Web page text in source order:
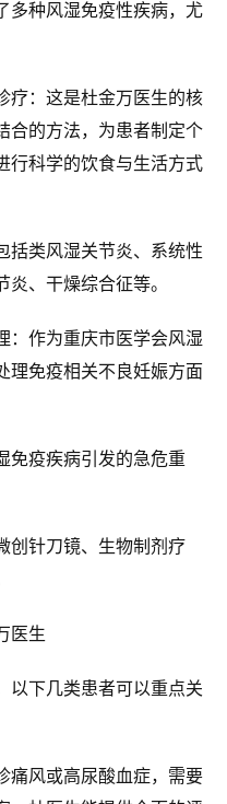
种风湿免疫性疾病，尤
：这是杜金万医生的核
合的方法，为患者制定个
行科学的饮食与生活方式
类风湿关节炎、系统性
、干燥综合征等。
作为重庆市医学会风湿
理免疫相关不良妊娠方面
疫疾病引发的急危重
针刀镜、生物制剂疗
医生
下几类患者可以重点关
风或高尿酸血症，需要